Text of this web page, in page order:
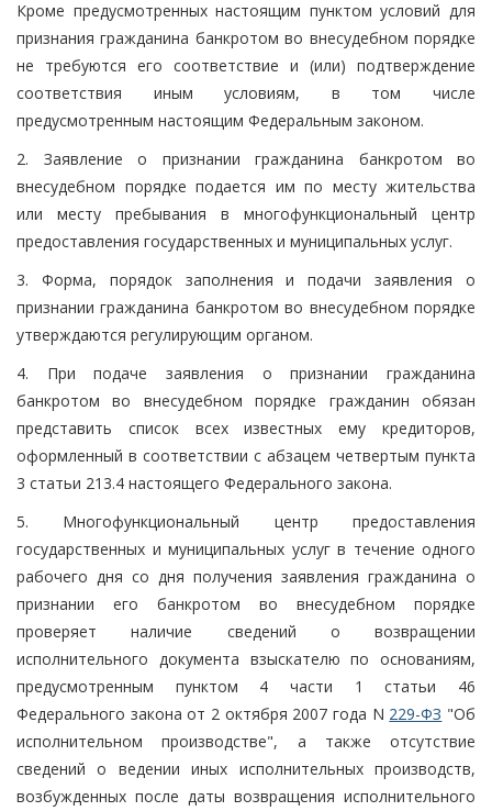
Кроме предусмотренных настоящим пунктом условий для
признания гражданина банкротом во внесудебном порядке
не требуются его соответствие и (или) подтверждение
соответствия иным условиям, в том числе
предусмотренным настоящим Федеральным законом.
2. Заявление о признании гражданина банкротом во
внесудебном порядке подается им по месту жительства
или месту пребывания в многофункциональный центр
предоставления государственных и муниципальных услуг.
3. Форма, порядок заполнения и подачи заявления о
признании гражданина банкротом во внесудебном порядке
утверждаются регулирующим органом.
4. При подаче заявления о признании гражданина
банкротом во внесудебном порядке гражданин обязан
представить список всех известных ему кредиторов,
оформленный в соответствии с абзацем четвертым пункта
3 статьи 213.4 настоящего Федерального закона.
5. Многофункциональный центр предоставления
государственных и муниципальных услуг в течение одного
рабочего дня со дня получения заявления гражданина о
признании его банкротом во внесудебном порядке
проверяет наличие сведений о возвращении
исполнительного документа взыскателю по основаниям,
предусмотренным пунктом 4 части 1 статьи 46
Федерального закона от 2 октября 2007 года N 229-ФЗ "Об
исполнительном производстве", а также отсутствие
сведений о ведении иных исполнительных производств,
возбужденных после даты возвращения исполнительного